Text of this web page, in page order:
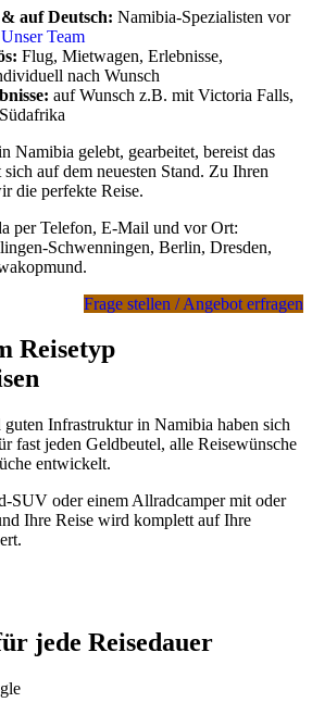
auf Deutsch: Namibia-Spezialisten vor
Unser Team
Flug, Mietwagen, Erlebnisse,
nach Wunsch
auf Wunsch z.B. mit Victoria Falls,
Namibia gelebt, gearbeitet, bereist das
auf dem neuesten Stand. Zu Ihren
die perfekte Reise.
per Telefon, E-Mail und vor Ort:
Schwenningen, Berlin, Dresden,
Frage stellen / Angebot erfragen
Reisetyp
Infrastruktur in Namibia haben sich
fast jeden Geldbeutel, alle Reisewünsche
entwickelt.
SUV oder einem Allradcamper mit oder
Ihre Reise wird komplett auf Ihre
von Ihren Wünschen ab und setzt
gebuchte Aktivitäten zusammen.
zahlen Sie nur wenig mehr, als
vorbereiten oder fertige
jede Reisedauer